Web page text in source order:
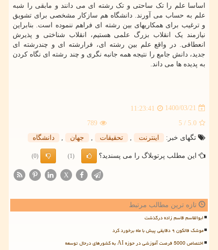
اساسا علم را تک ساحتی و تک رشته ای می دانند و مابقی را شبه
علم به حساب می آورند. دانشگاه هم سازکار مشخصی برای تشویق
و ترغیب برای همکاریهای بین رشته ای فراهم ننموده است. بنابراین
نیازمند یک انقلاب بزرگ علمی هستیم، انقلاب شناختی و پذیرش
انعطافی. در واقع علم بین رشته ای، فرارشته ای و چندرشته ای
جدید، دانش جامع را نتیجه همه جانبه نگری و چند رشته ای نگاه کردن
به پدیده ها می داند.
1400/03/21
11:23:41
5.0
/ 5
789
تگهای خبر:
اینترنت تحقیقات جهان دانشگاه
این مطلب پرتوبلاگ را می پسندید؟ (1)
(0)
X
تازه ترین مطالب مرتبط
ابوالقاسم قاسم زاده درگذشت
موشک فالکون ۹ دقایقی پیش با ماه برخورد کرد
اختصاص 5000 فرصت آموزشی در حوزه AI به کشورهای درحال توسعه